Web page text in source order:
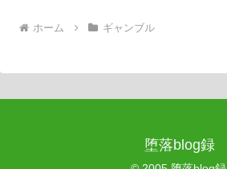
ホーム ギャンブル
堕落blog録